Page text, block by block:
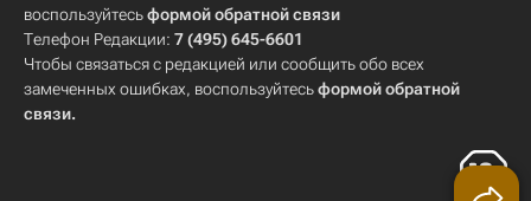
воспользуйтесьформой обратной связи
Телефон Редакции: 7 (495) 645-6601
Чтобы связаться с редакцией или сообщить обо всех
замеченных ошибках, воспользуйтесьформой обратной
связи.